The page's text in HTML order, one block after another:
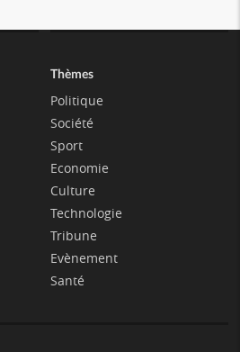
Thèmes
Politique
Société
Sport
Economie
Culture
Technologie
Tribune
Evènement
Santé